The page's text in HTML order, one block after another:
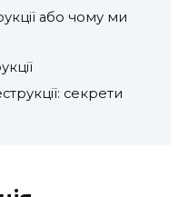
або чому ми
секрети